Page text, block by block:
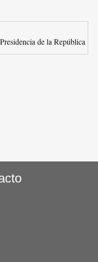
de la República